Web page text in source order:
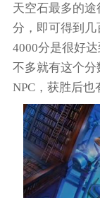
天空石最多的
分，即可得到
4000分是很好
不多就有这个
NPC，获胜后也